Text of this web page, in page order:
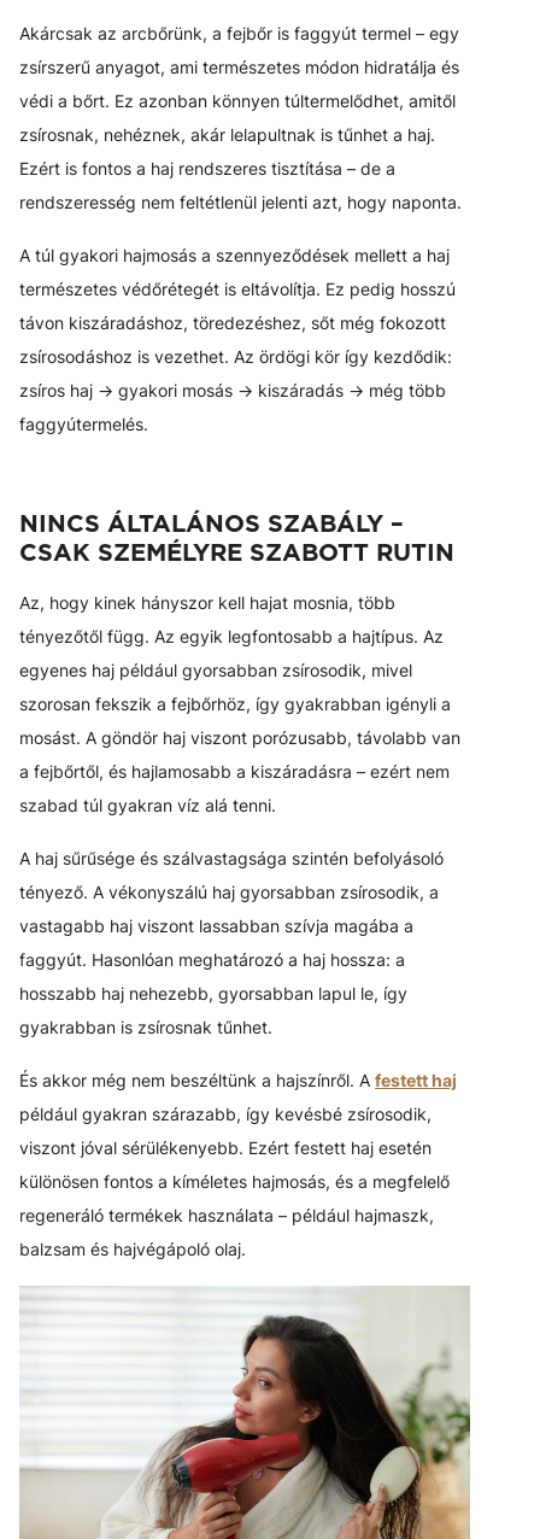
Akárcsak az arcbőrünk, a fejbőr is faggyút termel – egy
zsírszerű anyagot, ami természetes módon hidratálja és
védi a bőrt. Ez azonban könnyen túltermelődhet, amitől
zsírosnak, nehéznek, akár lelapultnak is tűnhet a haj.
Ezért is fontos a haj rendszeres tisztítása – de a
rendszeresség nem feltétlenül jelenti azt, hogy naponta.
A túl gyakori hajmosás a szennyeződések mellett a haj
természetes védőrétegét is eltávolítja. Ez pedig hosszú
távon kiszáradáshoz, töredezéshez, sőt még fokozott
zsírosodáshoz is vezethet. Az ördögi kör így kezdődik:
zsíros haj → gyakori mosás → kiszáradás → még több
faggyútermelés.
NINCS ÁLTALÁNOS SZABÁLY –
CSAK SZEMÉLYRE SZABOTT RUTIN
Az, hogy kinek hányszor kell hajat mosnia, több
tényezőtől függ. Az egyik legfontosabb a hajtípus. Az
egyenes haj például gyorsabban zsírosodik, mivel
szorosan fekszik a fejbőrhöz, így gyakrabban igényli a
mosást. A göndör haj viszont porózusabb, távolabb van
a fejbőrtől, és hajlamosabb a kiszáradásra – ezért nem
szabad túl gyakran víz alá tenni.
A haj sűrűsége és szálvastagsága szintén befolyásoló
tényező. A vékonyszálú haj gyorsabban zsírosodik, a
vastagabb haj viszont lassabban szívja magába a
faggyút. Hasonlóan meghatározó a haj hossza: a
hosszabb haj nehezebb, gyorsabban lapul le, így
gyakrabban is zsírosnak tűnhet.
És akkor még nem beszéltünk a hajszínről. A festett haj
például gyakran szárazabb, így kevésbé zsírosodik,
viszont jóval sérülékenyebb. Ezért festett haj esetén
különösen fontos a kíméletes hajmosás, és a megfelelő
regeneráló termékek használata – például hajmaszk,
balzsam és hajvégápoló olaj.